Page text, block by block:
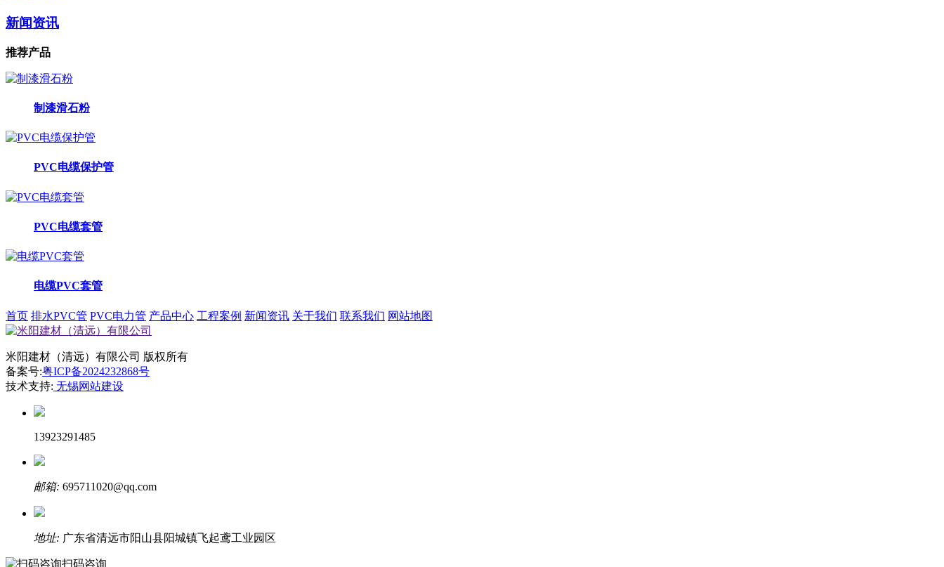
新闻资讯
推荐产品
制漆滑石粉
PVC电缆保护管
PVC电缆套管
电缆PVC套管
首页 排水PVC管 PVC电力管 产品中心 工程案例 新闻资讯 关于我们 联系我们 网站地图
米阳建材（清远）有限公司 版权所有
备案号:粤ICP备2024232868号
技术支持: 无锡网站建设
13923291485
邮箱: 695711020@qq.com
地址: 广东省清远市阳山县阳城镇飞起鸢工业园区
扫码咨询